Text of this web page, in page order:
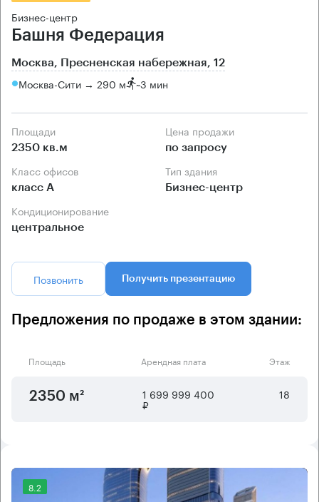
Бизнес-центр
Башня Федерация
Москва, Пресненская набережная, 12
Москва-Сити → 290 м ~3 мин
Площади
2350 кв.м
Цена продажи
по запросу
Класс офисов
класс А
Тип здания
Бизнес-центр
Кондиционирование
центральное
Позвонить Получить презентацию
Предложения по продаже в этом здании:
Площадь Арендная плата Этаж
2350 м² 1 699 999 400
₽
18
8.2